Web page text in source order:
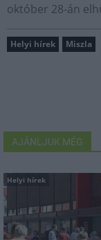
október 28-án
Helyi hírek Miszla
AJÁNLJUK MÉG
Helyi hírek